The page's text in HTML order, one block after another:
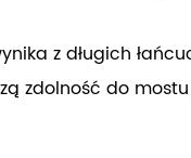
z długich
zdolność do